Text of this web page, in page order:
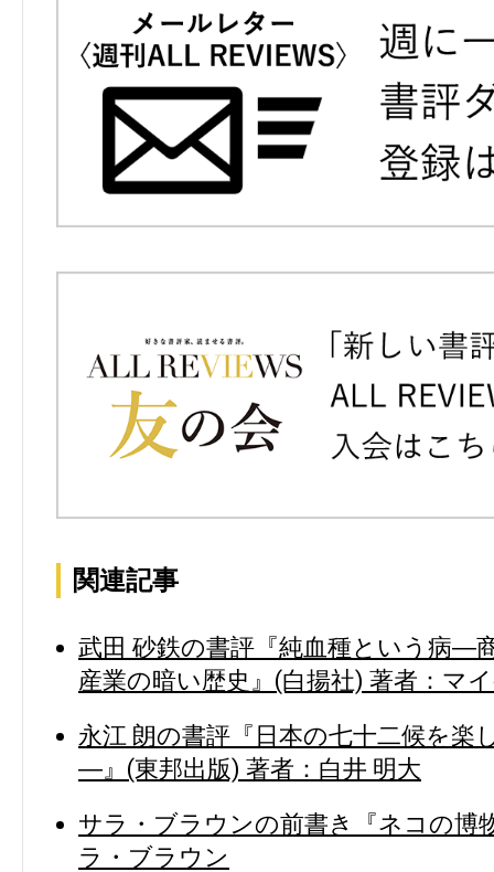
関連記事
武田 砂鉄の書評『純血種という病―
産業の暗い歴史』(白揚社) 著者：マ
永江 朗の書評『日本の七十二候を
―』(東邦出版) 著者：白井 明大
サラ・ブラウンの前書き『ネコの博
ラ・ブラウン